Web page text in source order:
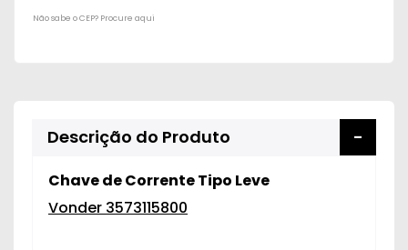
Não sabe o CEP? Procure aqui
Descrição do Produto
Chave de Corrente Tipo Leve
Vonder 3573115800